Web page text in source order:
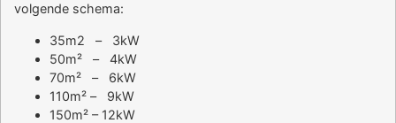
volgende schema:
35m2 – 3kW
50m² – 4kW
70m² – 6kW
110m² – 9kW
150m² – 12kW